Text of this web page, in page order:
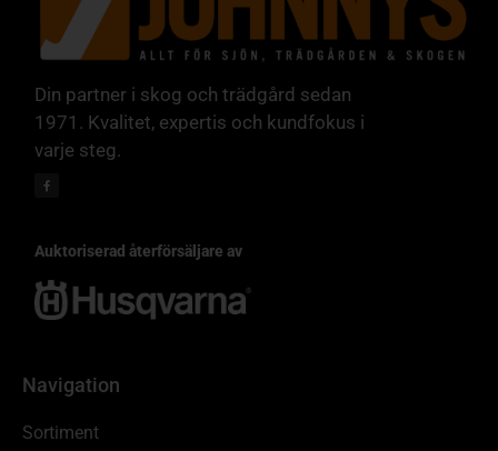
Din partner i skog och trädgård sedan
1971. Kvalitet, expertis och kundfokus i
varje steg.
Auktoriserad återförsäljare av
Navigation
Sortiment